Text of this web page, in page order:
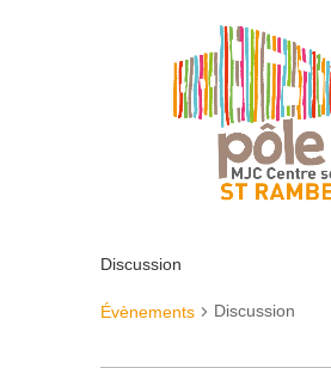
Discussion
Évènements Discussion